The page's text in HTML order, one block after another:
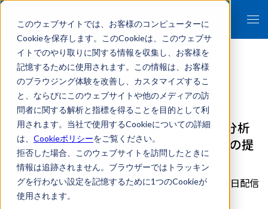
このウェブサイトでは、お客様のコンピューターに
Cookieを保存します。このCookieは、このウェブサ
イトでのやり取りに関する情報を収集し、お客様を
記憶するために使用されます。この情報は、お客様
のブラウジング体験を改善し、カスタマイズするこ
と、ならびにこのウェブサイトや他のメディアの訪
問者に関する解析と指標を得ることを目的として利
用されます。当社で使用するCookieについての詳細
は、 Cookieポリシーをご覧ください。
拒否した場合、このウェブサイトを訪問したときに
情報は追跡されません。ブラウザーではトラッキン
グを行わない設定を記憶するために1つのCookieが
使用されます。
- 報道関係者各位 -
UBIC、人工知能によるビジネスデータ分析
支援システム「Lit i View AI助太刀侍」の提
供を開始
2015年10月01日配信